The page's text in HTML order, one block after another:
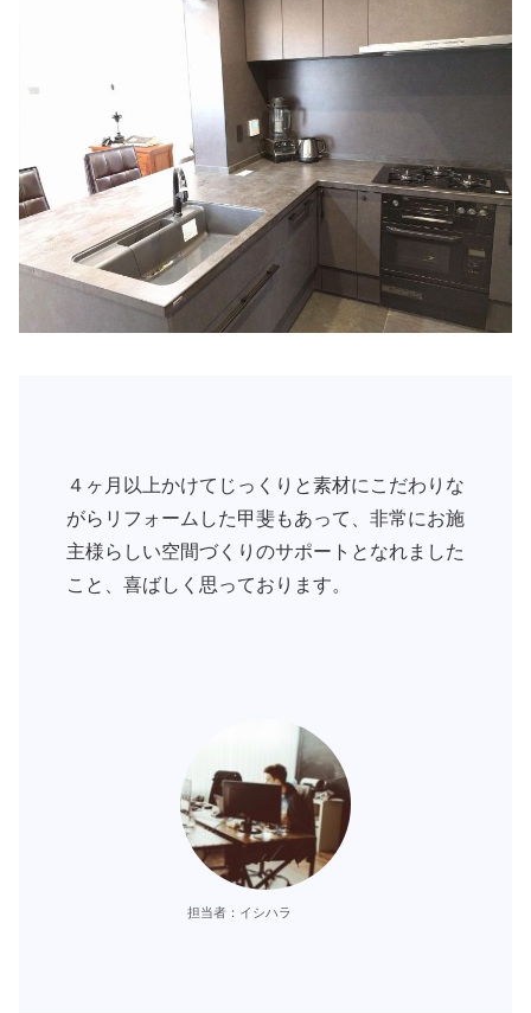
４ヶ月以上かけてじっくりと素材にこだわりな
がらリフォームした甲斐もあって、非常にお施
主様らしい空間づくりのサポートとなれました
こと、喜ばしく思っております。
担当者：イシハラ